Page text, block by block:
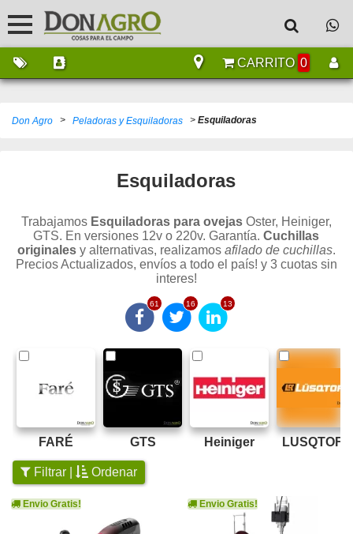
CARRITO 0
Don Agro > Peladoras y Esquiladoras > Esquiladoras
Esquiladoras
Trabajamos Esquiladoras para ovejasOster, Heiniger,
GTS. En versiones 12v o 220v. Garantía.Cuchillas
originalesy alternativas, realizamos afilado de cuchillas.
Precios Actualizados, envíos a todo el país! y 3 cuotas sin
interes!
61 16 13
FARÉ GTS Heiniger LUSQTOFF
Filtrar | Ordenar
Envio Gratis! Envio Gratis!